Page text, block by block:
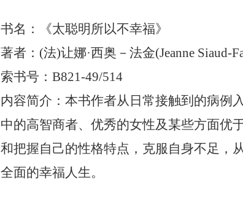
书名：《太聪明所以不幸福》
著者：(法)让娜·西奥－法金(Jeanne Siaud-
索书号：B821-49/514
内容简介： 本书作者从日常接触到的病例
中的高智商者、优秀的女性及某些方面优
和把握自己的性格特点，克服自身不足，
全面的幸福人生。